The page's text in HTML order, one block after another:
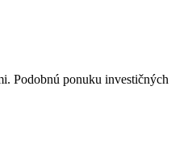
Podobnú ponuku investičných